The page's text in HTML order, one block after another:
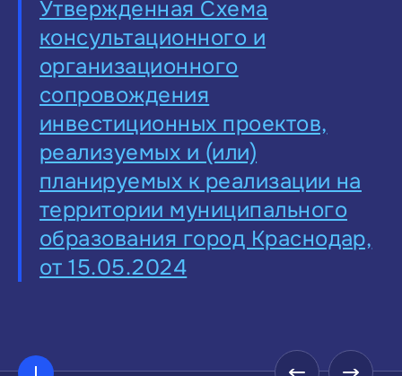
Утвержденная Схема
консультационного и
организационного
сопровождения
инвестиционных проектов,
реализуемых и (или)
планируемых к реализации на
территории муниципального
образования город Краснодар,
от 15.05.2024